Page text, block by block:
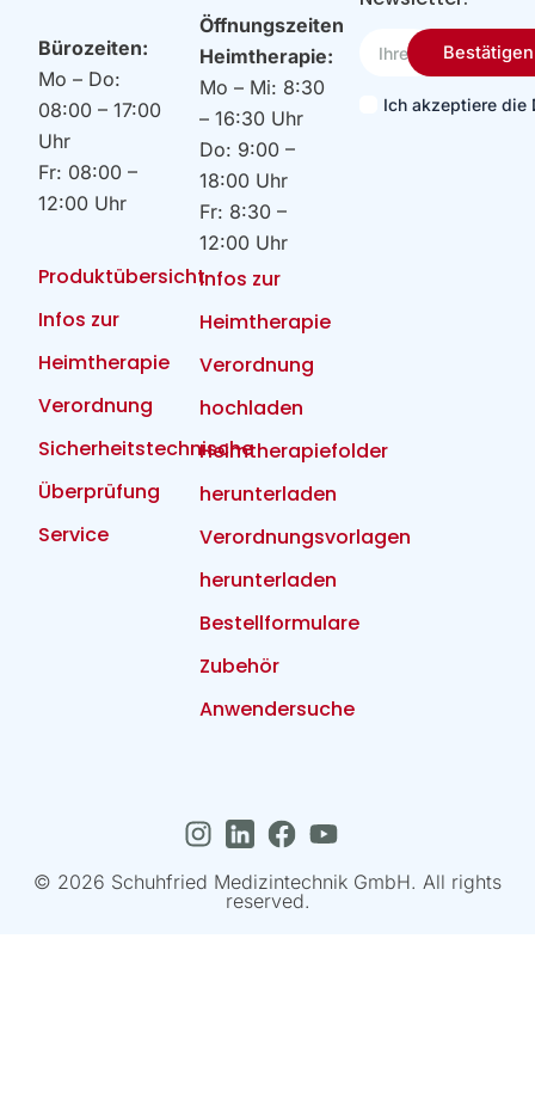
Bürozeiten:
Mo – Do:
08:00 – 17:00
Uhr
Fr: 08:00 –
12:00 Uhr
Produktübersicht
Infos zur
Heimtherapie
Verordnung
Sicherheitstechnische
Überprüfung
Service
Öffnungszeiten
Heimtherapie:
Mo – Mi: 8:30
– 16:30 Uhr
Do: 9:00 –
18:00 Uhr
Fr: 8:30 –
12:00 Uhr
Infos zur
Heimtherapie
Verordnung
hochladen
Heimtherapiefolder
herunterladen
Verordnungsvorlagen
herunterladen
Bestellformulare
Zubehör
Anwendersuche
Email
Ich akzeptiere die
Bestätigen
© 2026 Schuhfried Medizintechnik GmbH. All rights
reserved.